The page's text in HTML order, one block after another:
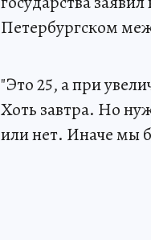
Петербургском
"Это 25, а при
Хоть завтра. Но
или нет. Иначе мы